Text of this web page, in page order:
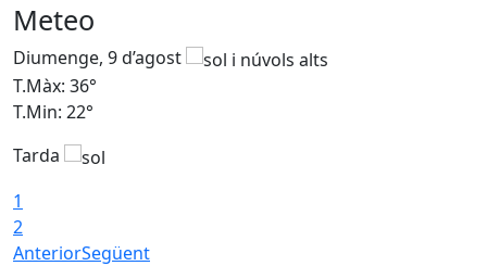
Meteo
Diumenge, 9 d’agost
T.Màx: 36°
T.Min: 22°
Tarda
1
2
AnteriorSegüent